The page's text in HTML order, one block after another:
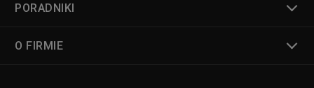
PORADNIKI
O FIRMIE